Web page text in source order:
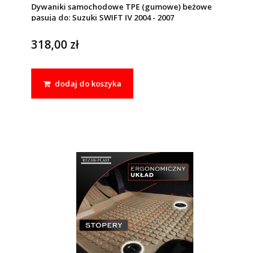
Dywaniki samochodowe TPE (gumowe) beżowe
pasują do: Suzuki SWIFT IV 2004 - 2007
318,00 zł
dodaj do koszyka